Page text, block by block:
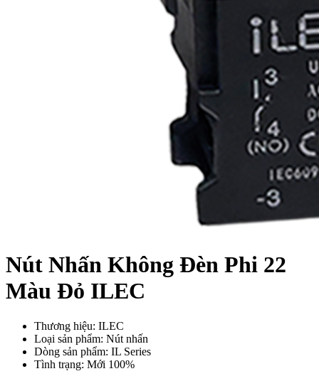
Nút Nhấn Không Đèn Phi 22
Màu Đỏ ILEC
Thương hiệu: ILEC
Loại sản phẩm: Nút nhấn
Dòng sản phẩm: IL Series
Tình trạng: Mới 100%